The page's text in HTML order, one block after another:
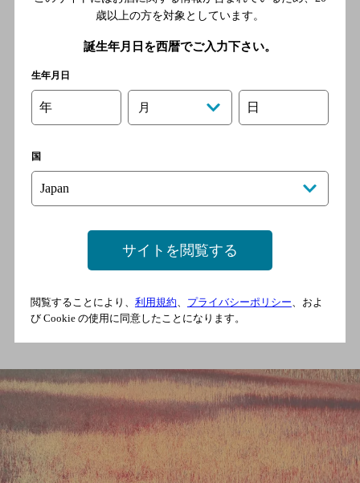
抽象写真
て、自然をミューズとして捉え、シェリ
ーオークシリーズを探求する抽象写真を
撮影しました。これらの写真は、ザ・マ
ッカラン シェリーオークシリーズの熟練
の技を讃え、彼独自の撮影スタイルでそ
出しています。
歳以上の方を対象としています。
誕生年月日を西暦でご入力下さい。
生年月日
年 月 日
国
サイトを閲覧する
閲覧することにより、 利用規約 プライバシーポリシー 、およ
び Cookie の使用に同意したことになります。